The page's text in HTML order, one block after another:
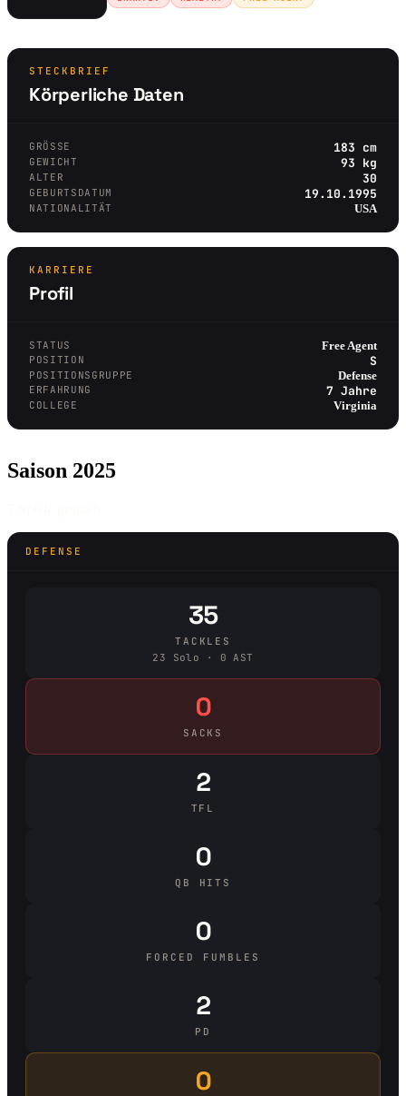
STECKBRIEF
Körperliche Daten
GRÖSSE 183 cm
GEWICHT 93 kg
ALTER 30
GEBURTSDATUM 19.10.1995
NATIONALITÄT USA
KARRIERE
Profil
STATUS Free Agent
POSITION S
POSITIONSGRUPPE Defense
ERFAHRUNG 7 Jahre
COLLEGE Virginia
Saison 2025
DEFENSE
35
TACKLES
23 Solo · 0 AST
0
SACKS
2
TFL
0
QB HITS
0
FORCED FUMBLES
2
PD
0